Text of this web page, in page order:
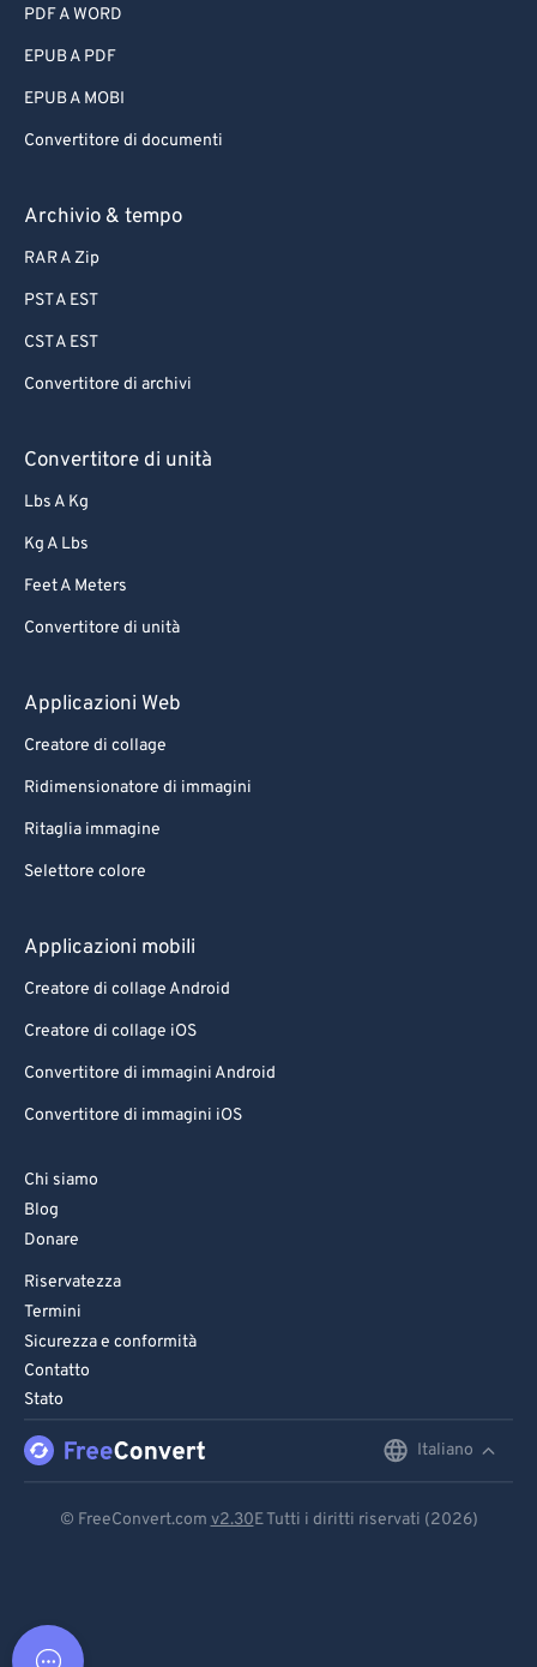
PDF A WORD
EPUB A PDF
EPUB A MOBI
Convertitore di documenti
Archivio & tempo
RAR A Zip
PST A EST
CST A EST
Convertitore di archivi
Convertitore di unità
Lbs A Kg
Kg A Lbs
Feet A Meters
Convertitore di unità
Applicazioni Web
Creatore di collage
Ridimensionatore di immagini
Ritaglia immagine
Selettore colore
Applicazioni mobili
Creatore di collage Android
Creatore di collage iOS
Convertitore di immagini Android
Convertitore di immagini iOS
Chi siamo
Blog
Donare
Riservatezza
Termini
Sicurezza e conformità
Contatto
Stato
Italiano
© FreeConvert.com v2.30E Tutti i diritti riservati (2026)